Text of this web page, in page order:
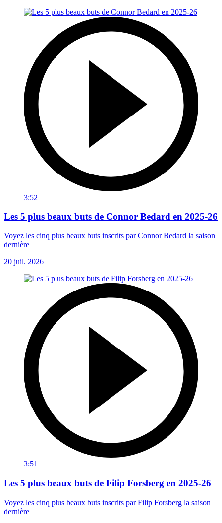
3:52
Les 5 plus beaux buts de Connor Bedard en 2025-26
Voyez les cinq plus beaux buts inscrits par Connor Bedard la saison
dernière
20 juil. 2026
3:51
Les 5 plus beaux buts de Filip Forsberg en 2025-26
Voyez les cinq plus beaux buts inscrits par Filip Forsberg la saison
dernière